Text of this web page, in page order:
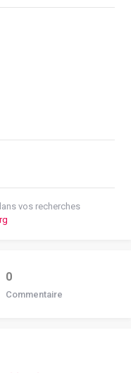
vos recherches
0
Commentaire